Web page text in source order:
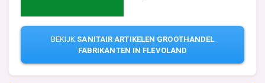
BEKIJK SANITAIR ARTIKELEN GROOTHANDEL
FABRIKANTEN IN FLEVOLAND